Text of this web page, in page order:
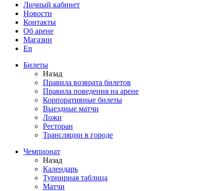
Личный кабинет
Новости
Контакты
Об арене
Магазин
En
Билеты
Назад
Правила возврата билетов
Правила поведения на арене
Корпоративные билеты
Выездные матчи
Ложи
Ресторан
Трансляции в городе
Чемпионат
Назад
Календарь
Турнирная таблица
Матчи